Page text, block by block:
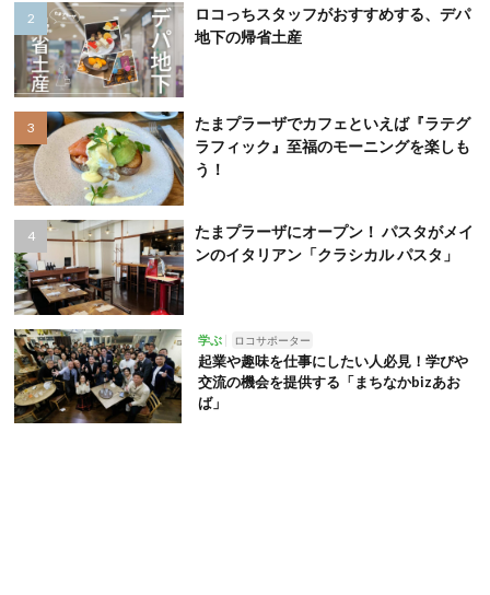
ロコっちスタッフがおすすめする、デパ
地下の帰省土産
たまプラーザでカフェといえば『ラテグ
ラフィック』至福のモーニングを楽しも
う！
たまプラーザにオープン！ パスタがメイ
ンのイタリアン「クラシカル パスタ」
学ぶ ロコサポーター
起業や趣味を仕事にしたい人必見！学びや
交流の機会を提供する「まちなかbizあお
ば」